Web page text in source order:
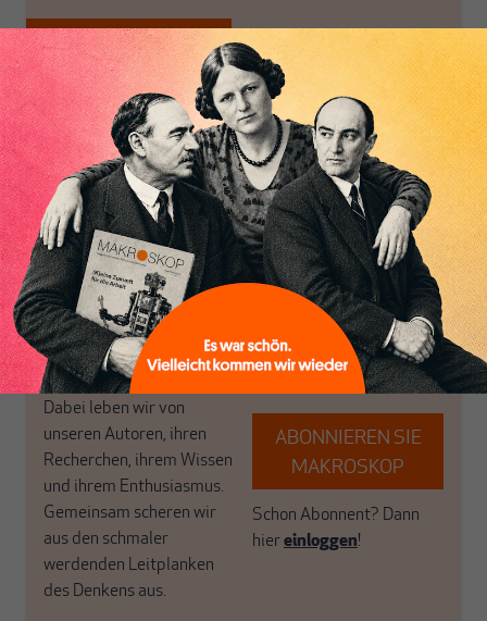
Inhaltsverzeichnis
Nur für Abonnenten
MAKROSKOP analysiert
wirtschaftspolitische
Themen aus einer
postkeynesianischen
Perspektive und ist damit
in Deutschland einzigartig.
MAKROSKOP steht für
das große Ganze. Wir
haben einen Blick auf
Geld, Wirtschaft und
Politik, den Sie so
woanders nicht finden.
Dabei leben wir von
unseren Autoren, ihren
Recherchen, ihrem Wissen
und ihrem Enthusiasmus.
Gemeinsam scheren wir
aus den schmaler
werdenden Leitplanken
des Denkens aus.
Wir verlassen die
journalistische Filterblase,
in der sich viele
eingerichtet haben. Wir
öffnen Fenster und
bringen frische Luft in die
engen und verstaubten
Debattenräume.
Brauchen Sie auch frische
Luft? Dann folgen Sie
einfach dem Button.
ABONNIEREN SIE
MAKROSKOP
Schon Abonnent? Dann
hiereinloggen!